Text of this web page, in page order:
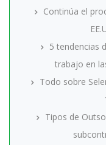
Continúa el
5 tendencias
trabajo en
Todo sobre
Tipos de